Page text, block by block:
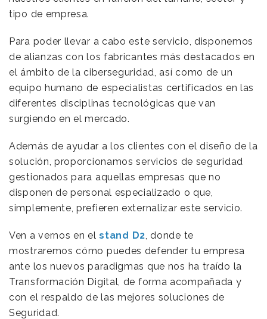
tipo de empresa.
Para poder llevar a cabo este servicio, disponemos
de alianzas con los fabricantes más destacados en
el ámbito de la ciberseguridad, así como de un
equipo humano de especialistas certificados en las
diferentes disciplinas tecnológicas que van
surgiendo en el mercado.
Además de ayudar a los clientes con el diseño de la
solución, proporcionamos servicios de seguridad
gestionados para aquellas empresas que no
disponen de personal especializado o que,
simplemente, prefieren externalizar este servicio.
Ven a vernos en el stand D2, donde te
mostraremos cómo puedes defender tu empresa
ante los nuevos paradigmas que nos ha traído la
Transformación Digital, de forma acompañada y
con el respaldo de las mejores soluciones de
Seguridad.